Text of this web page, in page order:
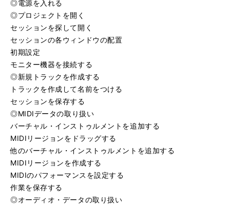
◎電源を入れる
◎プロジェクトを開く
セッションを探して開く
セッションの各ウィンドウの配置
初期設定
モニター機器を接続する
◎新規トラックを作成する
トラックを作成して名前をつける
セッションを保存する
◎MIDIデータの取り扱い
バーチャル・インストゥルメントを追加する
MIDIリージョンをドラッグする
他のバーチャル・インストゥルメントを追加する
MIDIリージョンを作成する
MIDIのパフォーマンスを設定する
作業を保存する
◎オーディオ・データの取り扱い